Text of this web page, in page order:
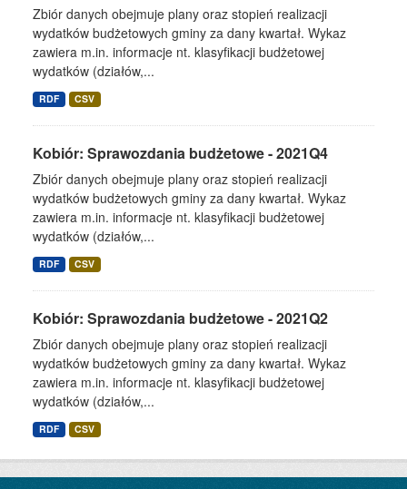
Zbiór danych obejmuje plany oraz stopień realizacji
wydatków budżetowych gminy za dany kwartał. Wykaz
zawiera m.in. informacje nt. klasyfikacji budżetowej
wydatków (działów,...
RDF CSV
Kobiór: Sprawozdania budżetowe - 2021Q4
Zbiór danych obejmuje plany oraz stopień realizacji
wydatków budżetowych gminy za dany kwartał. Wykaz
zawiera m.in. informacje nt. klasyfikacji budżetowej
wydatków (działów,...
RDF CSV
Kobiór: Sprawozdania budżetowe - 2021Q2
Zbiór danych obejmuje plany oraz stopień realizacji
wydatków budżetowych gminy za dany kwartał. Wykaz
zawiera m.in. informacje nt. klasyfikacji budżetowej
wydatków (działów,...
RDF CSV